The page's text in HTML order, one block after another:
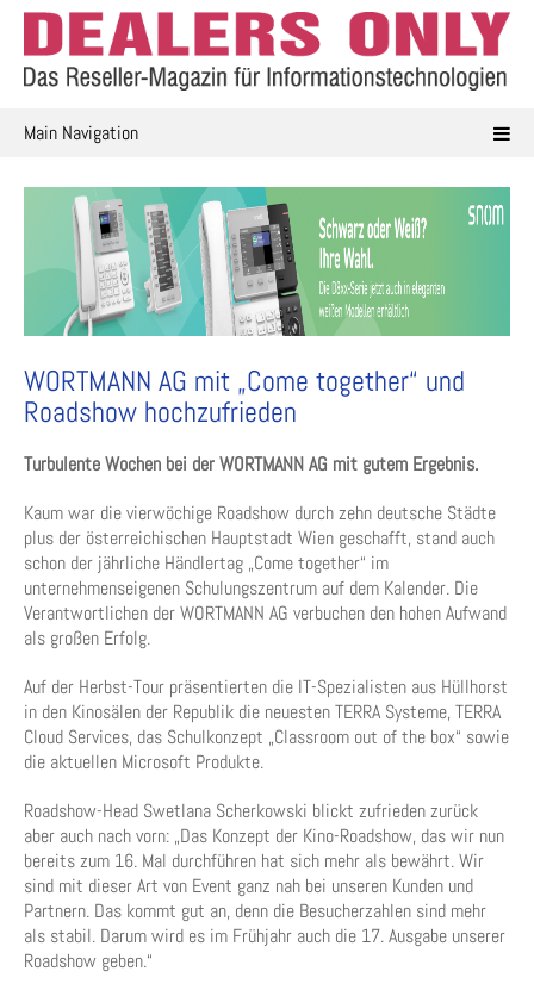
Skip
content
Main Navigation
WORTMANN AG mit „Come together“ und
Roadshow hochzufrieden
Turbulente Wochen bei der WORTMANN AG mit gutem Ergebnis.
Kaum war die vierwöchige Roadshow durch zehn deutsche Städte
plus der österreichischen Hauptstadt Wien geschafft, stand auch
schon der jährliche Händlertag „Come together“ im
unternehmenseigenen Schulungszentrum auf dem Kalender. Die
Verantwortlichen der WORTMANN AG verbuchen den hohen Aufwand
als großen Erfolg.
Auf der Herbst-Tour präsentierten die IT-Spezialisten aus Hüllhorst
in den Kinosälen der Republik die neuesten TERRA Systeme, TERRA
Cloud Services, das Schulkonzept „Classroom out of the box“ sowie
die aktuellen Microsoft Produkte.
Roadshow-Head Swetlana Scherkowski blickt zufrieden zurück
aber auch nach vorn: „Das Konzept der Kino-Roadshow, das wir nun
bereits zum 16. Mal durchführen hat sich mehr als bewährt. Wir
sind mit dieser Art von Event ganz nah bei unseren Kunden und
Partnern. Das kommt gut an, denn die Besucherzahlen sind mehr
als stabil. Darum wird es im Frühjahr auch die 17. Ausgabe unserer
Roadshow geben.“